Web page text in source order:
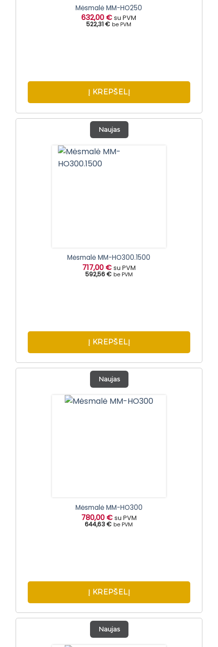
Mėsmalė MM-HO250
632,00€ su PVM
522,31 € be PVM
Į KREPŠELĮ
Naujas
Mėsmalė MM-HO300.1500
717,00€ su PVM
592,56 € be PVM
Į KREPŠELĮ
Naujas
Mėsmalė MM-HO300
780,00€ su PVM
644,63 € be PVM
Į KREPŠELĮ
Naujas